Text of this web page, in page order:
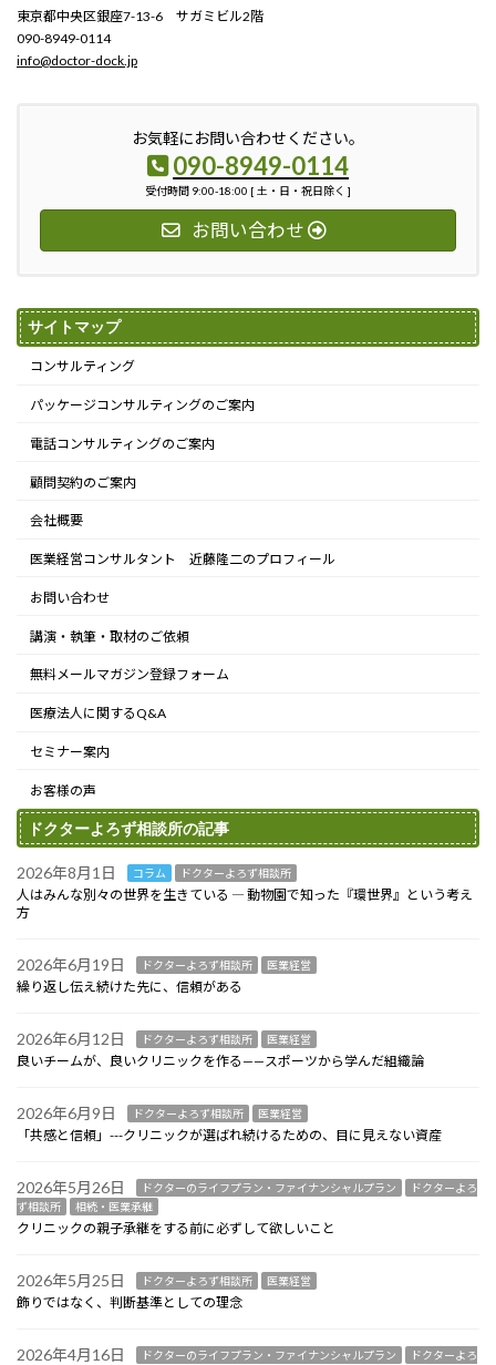
東京都中央区銀座7-13-6 サガミビル2階
090-8949-0114
info@doctor-dock.jp
お気軽にお問い合わせください。
090-8949-0114
受付時間 9:00-18:00 [ 土・日・祝日除く ]
お問い合わせ
サイトマップ
コンサルティング
パッケージコンサルティングのご案内
電話コンサルティングのご案内
顧問契約のご案内
会社概要
医業経営コンサルタント 近藤隆二のプロフィール
お問い合わせ
講演・執筆・取材のご依頼
無料メールマガジン登録フォーム
医療法人に関するQ&A
セミナー案内
お客様の声
ドクターよろず相談所の記事
2026年8月1日 コラム ドクターよろず相談所
人はみんな別々の世界を生きている ― 動物園で知った『環世界』という考え
方
2026年6月19日 ドクターよろず相談所 医業経営
繰り返し伝え続けた先に、信頼がある
2026年6月12日 ドクターよろず相談所 医業経営
良いチームが、良いクリニックを作る——スポーツから学んだ組織論
2026年6月9日 ドクターよろず相談所 医業経営
「共感と信頼」---クリニックが選ばれ続けるための、目に見えない資産
2026年5月26日 ドクターのライフプラン・ファイナンシャルプラン
ドクターよろ
ず相談所
相続・医業承継
クリニックの親子承継をする前に必ずして欲しいこと
2026年5月25日 ドクターよろず相談所 医業経営
飾りではなく、判断基準としての理念
2026年4月16日 ドクターのライフプラン・ファイナンシャルプラン ドクターよろ